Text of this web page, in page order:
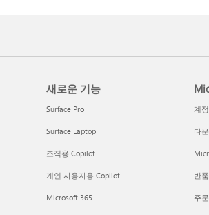
새로운 기능
Surface Pro
Surface Laptop
조직용 Copilot
개인 사용자용 Copilot
Microsoft 365
계
다
반
주